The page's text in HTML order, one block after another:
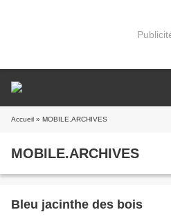
Accueil » MOBILE.ARCHIVES
MOBILE.ARCHIVES
Bleu jacinthe des bois